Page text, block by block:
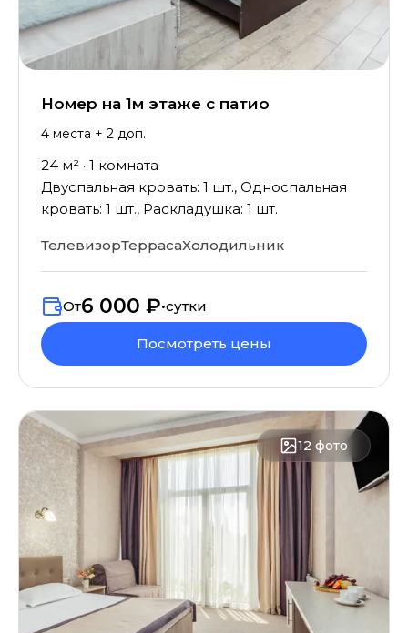
Номер на 1м этаже с патио
4 места + 2 доп.
24 м² · 1 комната
Двуспальная кровать: 1 шт., Односпальная
кровать: 1 шт., Раскладушка: 1 шт.
ТелевизорТеррасаХолодильник
От6 000 ₽•сутки
Посмотреть цены
12 фото